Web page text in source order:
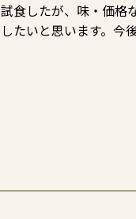
試食したが、味・価格
したいと思います。今